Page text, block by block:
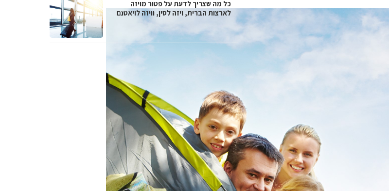
כל מה שצריך לדעת על פטור מויזה
לארצות הברית, ויזה לסין, וויזה לויאטנם